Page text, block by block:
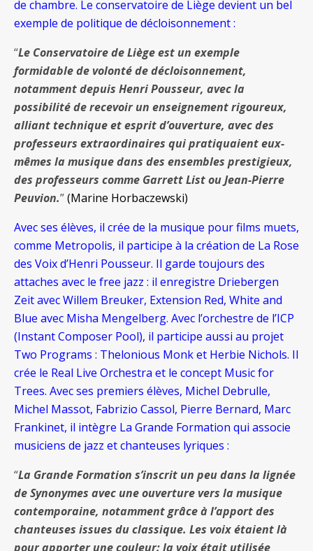
de chambre. Le conservatoire de Liège devient un bel
exemple de politique de décloisonnement :
“Le Conservatoire de Liège est un exemple
formidable de volonté de décloisonnement,
notamment depuis Henri Pousseur, avec la
possibilité de recevoir un enseignement rigoureux,
alliant technique et esprit d’ouverture, avec des
professeurs extraordinaires qui pratiquaient eux-
mêmes la musique dans des ensembles prestigieux,
des professeurs comme Garrett List ou Jean-Pierre
Peuvion.”(Marine Horbaczewski)
Avec ses élèves, il crée de la musique pour films muets,
comme Metropolis, il participe à la création de La Rose
des Voix d’Henri Pousseur. Il garde toujours des
attaches avec le free jazz : il enregistre Driebergen
Zeit avec Willem Breuker, Extension Red, White and
Blue avec Misha Mengelberg. Avec l’orchestre de l’ICP
(Instant Composer Pool), il participe aussi au projet
Two Programs : Thelonious Monk et Herbie Nichols. Il
crée le Real Live Orchestra et le concept Music for
Trees. Avec ses premiers élèves, Michel Debrulle,
Michel Massot, Fabrizio Cassol, Pierre Bernard, Marc
Frankinet, il intègre La Grande Formation qui associe
musiciens de jazz et chanteuses lyriques :
“La Grande Formation s’inscrit un peu dans la lignée
de Synonymes avec une ouverture vers la musique
contemporaine, notamment grâce à l’apport des
chanteuses issues du classique. Les voix étaient là
pour apporter une couleur: la voix était utilisée